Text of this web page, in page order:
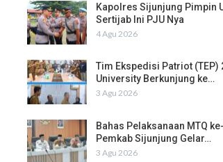
Kapolres Sijunjung Pimpin
Sertijab Ini PJU Nya
4 Agu 2026
Tim Ekspedisi Patriot (TEP)
University Berkunjung ke…
3 Agu 2026
Bahas Pelaksanaan MTQ
Pemkab Sijunjung Gelar…
3 Agu 2026